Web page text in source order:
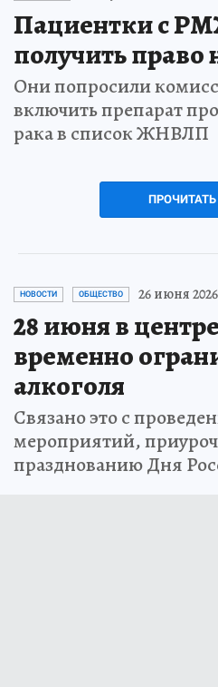
Пациентки с
получить право
Они попросили
включить препарат
рака в список ЖНВЛП
ПРОЧИТАТЬ
НОВОСТИ ОБЩЕСТВО 26 июня
28 июня в
временно
алкоголя
Связано это с
мероприятий,
празднованию Дня